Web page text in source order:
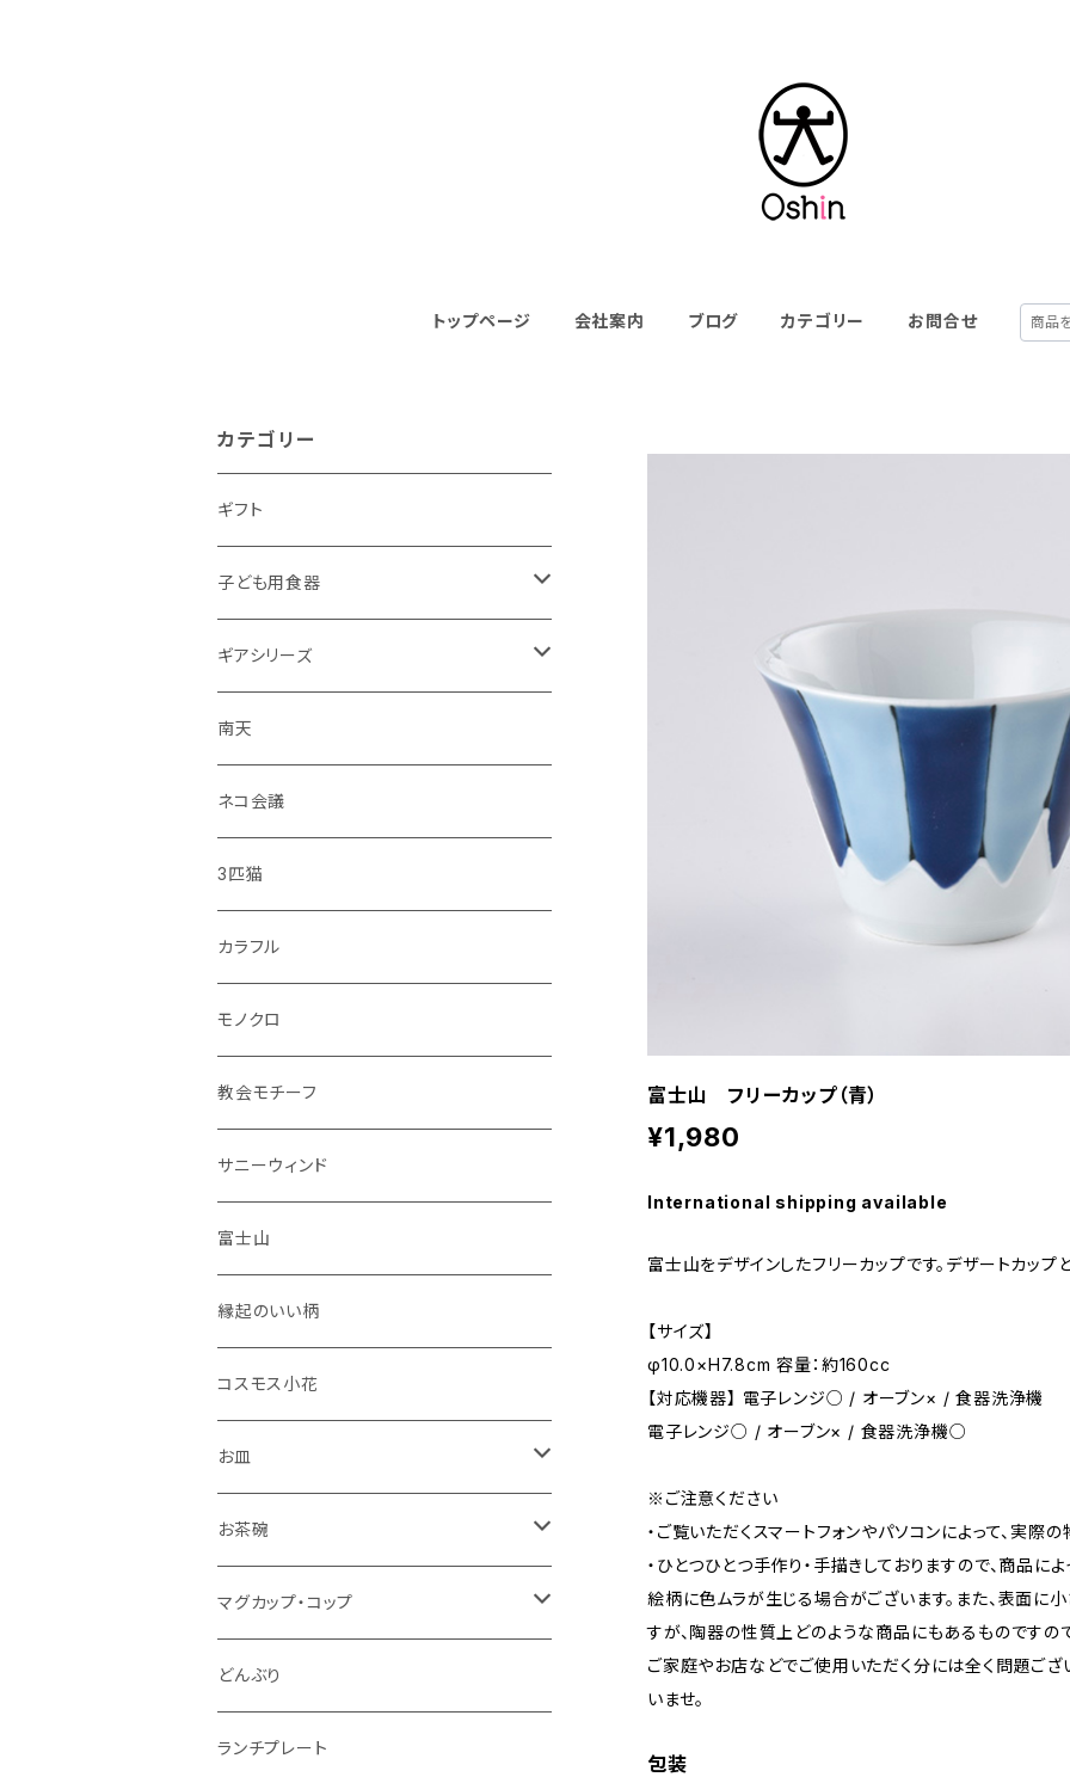
トップページ 会社案内 ブログ カテゴリー お問合せ
富士山 フリーカップ（青）
¥1,980
International shipping available
富士山をデザインしたフリーカップです。デザートカップ
【サイズ】
φ10.0×H7.8cm 容量：約160cc
【対応機器】 電子レンジ○ / オーブン× / 食器洗浄機
電子レンジ○ / オーブン× / 食器洗浄機○
※ご注意ください
・ご覧いただくスマートフォンやパソコンによって、実際
・ひとつひとつ手作り・手描きしておりますので、商品に
絵柄に色ムラが生じる場合がございます。また、表面に
すが、陶器の性質上どのような商品にもあるものですの
ご家庭やお店などでご使用いただく分には全く問題ござ
いませ。
包装
カテゴリー
ギフト
子ども用食器
・恐竜
・のりもの
・彩花
・どうぶつ
・小鳥
シマエナガ
ギアシリーズ
大皿
中皿
小皿
マグカップ
コップ
花瓶
セット品
南天
ネコ会議
3匹猫
カラフル
モノクロ
教会モチーフ
サニーウィンド
富士山
縁起のいい柄
コスモス小花
お皿
角皿
丸皿
仕切り皿
お茶碗
大サイズ
小サイズ
マグカップ・コップ
マグカップ（大）
マグカップ（小）
どんぶり
ランチプレート